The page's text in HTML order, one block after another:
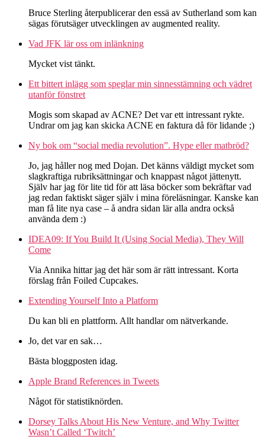
Bruce Sterling återpublicerar den essä av Sutherland som kan
sägas förutsäger utvecklingen av augmented reality.
Vad JFK lär oss om inlänkning
Mycket vist tänkt.
Ett bittert inlägg som speglar min sinnesstämning och vädret
utanför fönstret
Mogis som skapad av ACNE? Det var ett intressant rykte.
Undrar om jag kan skicka ACNE en faktura då för lidande ;)
Ny bok om “social media revolution”. Hype eller matbröd?
Jo, jag håller nog med Dojan. Det känns väldigt mycket som
slagkraftiga rubriksättningar och knappast något jättenytt.
Själv har jag för lite tid för att läsa böcker som bekräftar vad
jag redan faktiskt säger själv i mina föreläsningar. Kanske kan
man få lite nya case – å andra sidan lär alla andra också
använda dem :)
IDEA09: If You Build It (Using Social Media), They Will
Come
Via Annika hittar jag det här som är rätt intressant. Korta
förslag från Foiled Cupcakes.
Extending Yourself Into a Platform
Du kan bli en plattform. Allt handlar om nätverkande.
Jo, det var en sak…
Bästa bloggposten idag.
Apple Brand References in Tweets
Något för statistiknörden.
Dorsey Talks About His New Venture, and Why Twitter
Wasn’t Called ‘Twitch’